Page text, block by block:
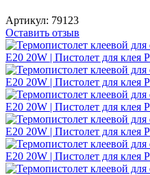
Артикул: 79123
Оставить отзыв